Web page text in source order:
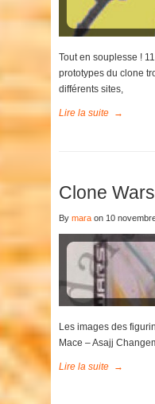
Tout en souplesse !
prototypes du clone
différents sites,
Lire la suite →
Clone Wars
By mara on 10
Les images des
Mace – Asajj
Lire la suite →